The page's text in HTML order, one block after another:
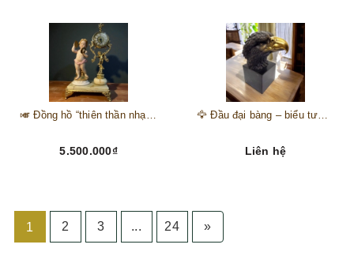
🎺 Đồng hồ “thiên thần nhạc hội” – tuyệt mỹ phẩm trang trí phong cách hoàng gia 🎼
5.500.000₫
🦅 Đầu đại bàng – biểu tượng của kẻ chinh phục trên đỉnh núi thành công 🦅
Liên hệ
1 2 3 ... 24 »